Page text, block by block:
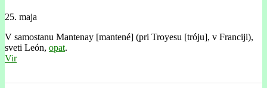
25. maja
V samostanu Mantenay [mantené] (pri Troyesu [tróju], v Franciji),
sveti León, opat.
Vir